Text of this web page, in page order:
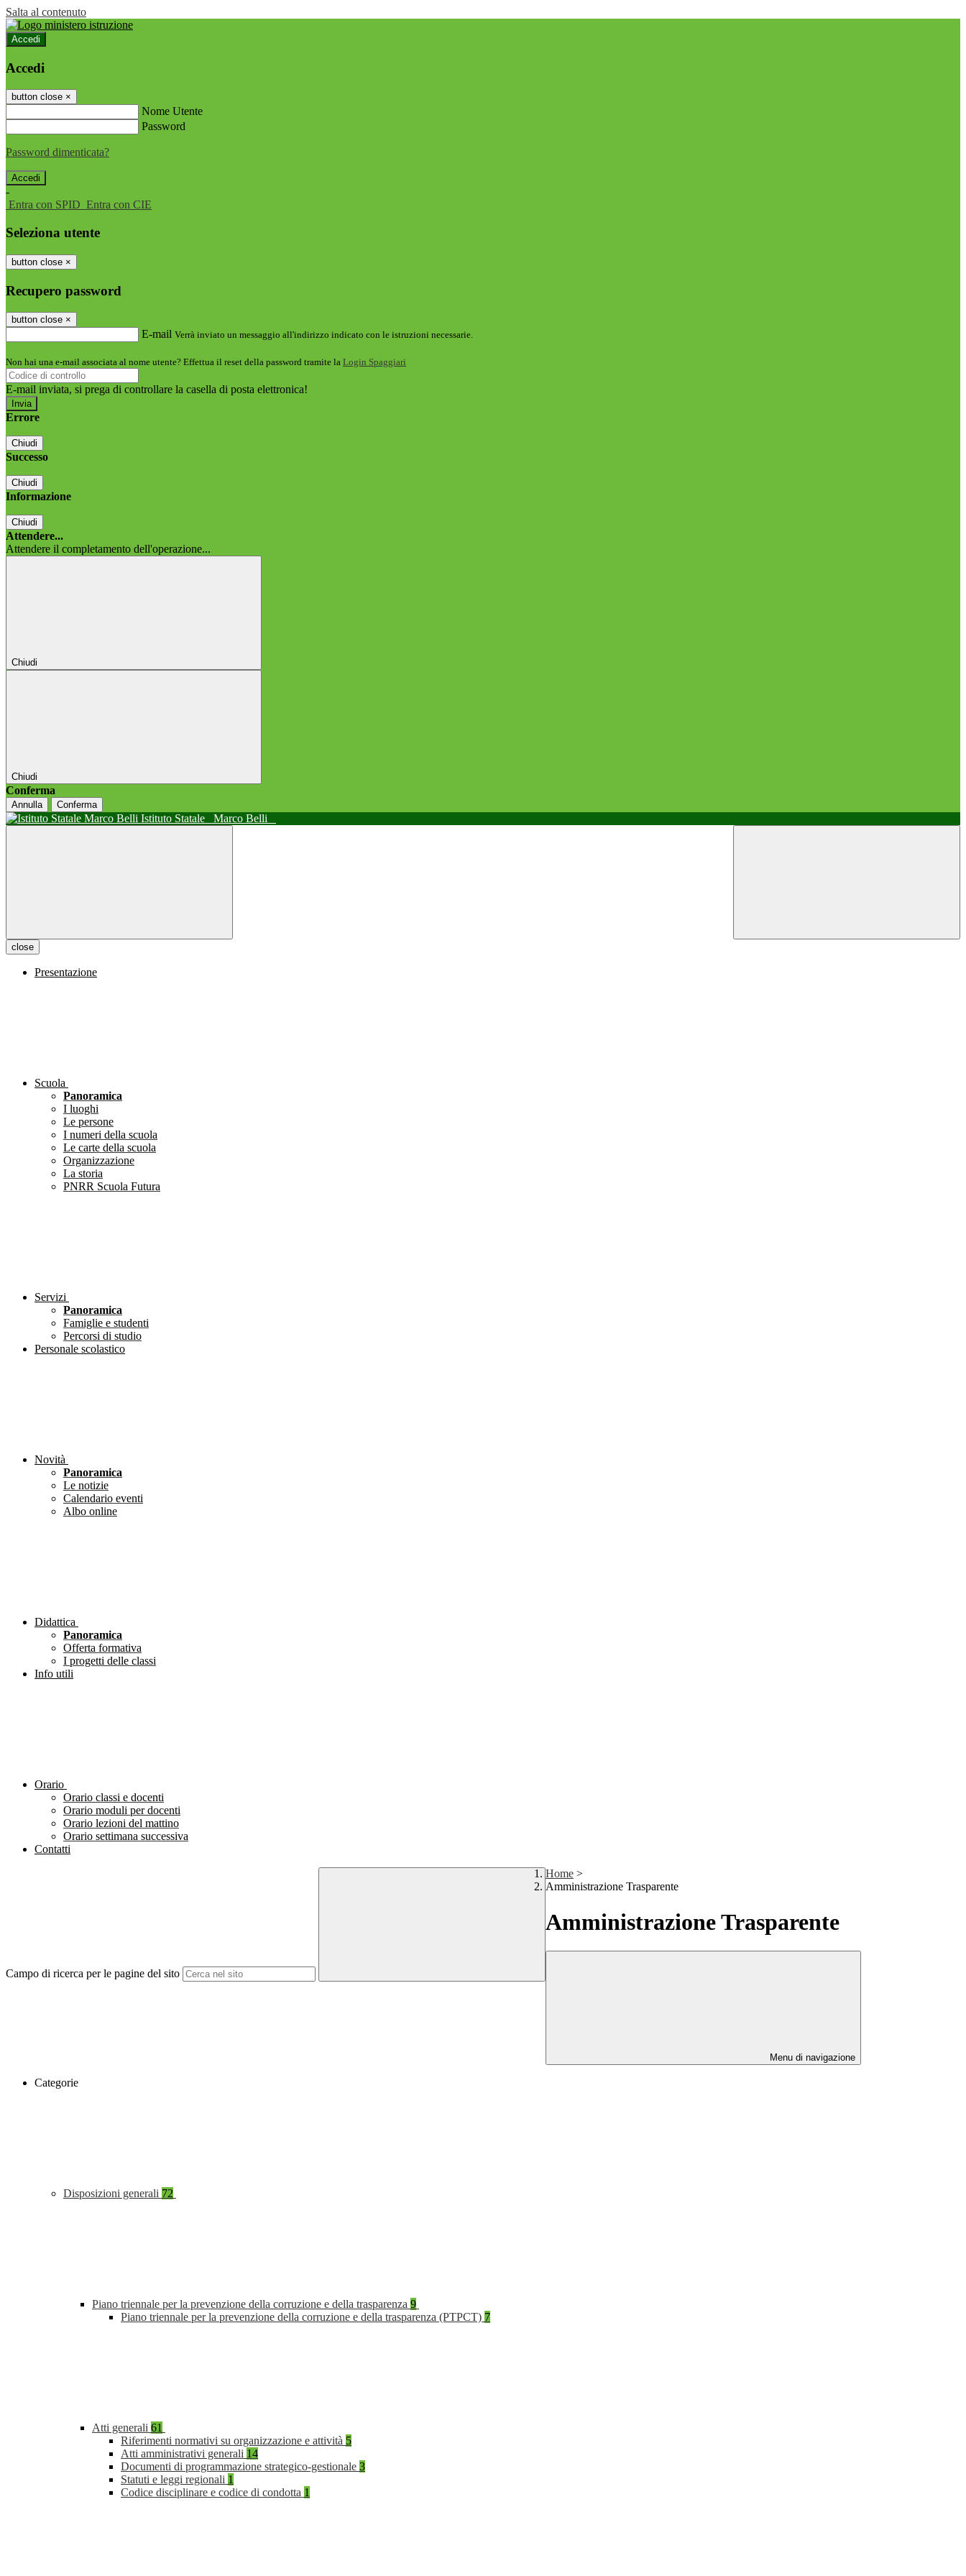
Salta al contenuto
Accedi
Accedi
button close ×
Nome Utente
Password
Password dimenticata?
-
Entra con SPID Entra con CIE
Seleziona utente
button close ×
Recupero password
button close ×
E-mail Verrà inviato un messaggio all'indirizzo indicato con le istruzioni necessarie.
Non hai una e-mail associata al nome utente? Effettua il reset della password tramite la Login Spaggiari
E-mail inviata, si prega di controllare la casella di posta elettronica!
Errore
Chiudi
Successo
Chiudi
Informazione
Chiudi
Attendere...
Attendere il completamento dell'operazione...
Chiudi
Chiudi
Conferma
Annulla Conferma
Istituto Statale Marco Belli
close
Presentazione
Scuola
Panoramica
I luoghi
Le persone
I numeri della scuola
Le carte della scuola
Organizzazione
La storia
PNRR Scuola Futura
Servizi
Panoramica
Famiglie e studenti
Percorsi di studio
Personale scolastico
Novità
Panoramica
Le notizie
Calendario eventi
Albo online
Didattica
Panoramica
Offerta formativa
I progetti delle classi
Info utili
Orario
Orario classi e docenti
Orario moduli per docenti
Orario lezioni del mattino
Orario settimana successiva
Contatti
Campo di ricerca per le pagine del sito
Home >
Amministrazione Trasparente
Amministrazione Trasparente
Menu di navigazione
Categorie
Disposizioni generali 72
Piano triennale per la prevenzione della corruzione e della trasparenza 9
Piano triennale per la prevenzione della corruzione e della trasparenza (PTPCT) 7
Atti generali 61
Riferimenti normativi su organizzazione e attività 5
Atti amministrativi generali 14
Documenti di programmazione strategico-gestionale 3
Statuti e leggi regionali 1
Codice disciplinare e codice di condotta 1